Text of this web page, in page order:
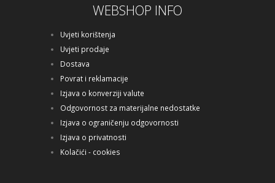
WEBSHOP INFO
Uvjeti korištenja
Uvjeti prodaje
Dostava
Povrat i reklamacije
Izjava o konverziji valute
Odgovornost za materijalne nedostatke
Izjava o ograničenju odgovornosti
Izjava o privatnosti
Kolačići - cookies